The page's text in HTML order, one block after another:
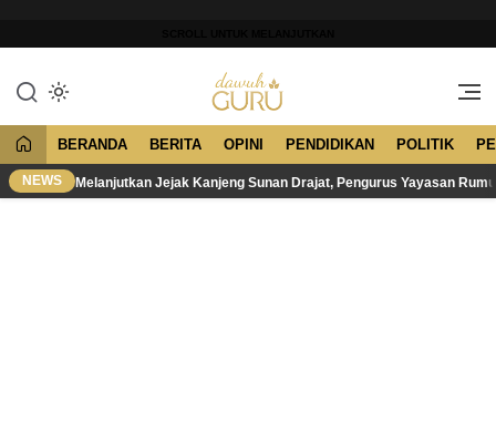
konten
Dawuh Guru
Merawat Tradisi, Membangun
BERANDA BERITA OPINI PENDIDIKAN POLITIK
NEWS Melanjutkan Jejak Kanjeng Sunan Drajat, Pengurus Yayasan